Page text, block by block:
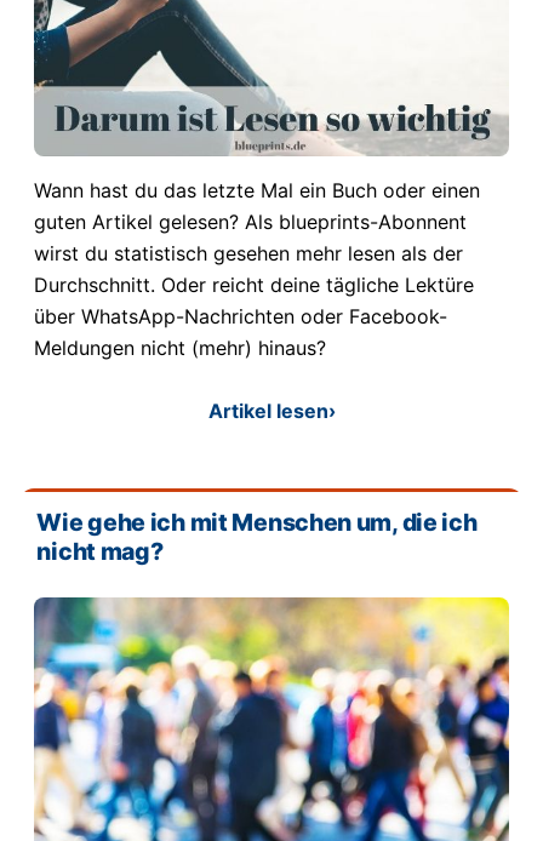
Wann hast du das letzte Mal ein Buch oder einen
guten Artikel gelesen? Als blueprints-Abonnent
wirst du statistisch gesehen mehr lesen als der
Durchschnitt. Oder reicht deine tägliche Lektüre
über WhatsApp-Nachrichten oder Facebook-
Meldungen nicht (mehr) hinaus?
Artikel lesen›
Wie gehe ich mit Menschen um, die ich
nicht mag?